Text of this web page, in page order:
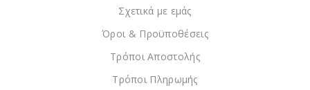
Σχετικά με εμάς
Όροι & Προϋποθέσεις
Τρόποι Αποστολής
Τρόποι Πληρωμής